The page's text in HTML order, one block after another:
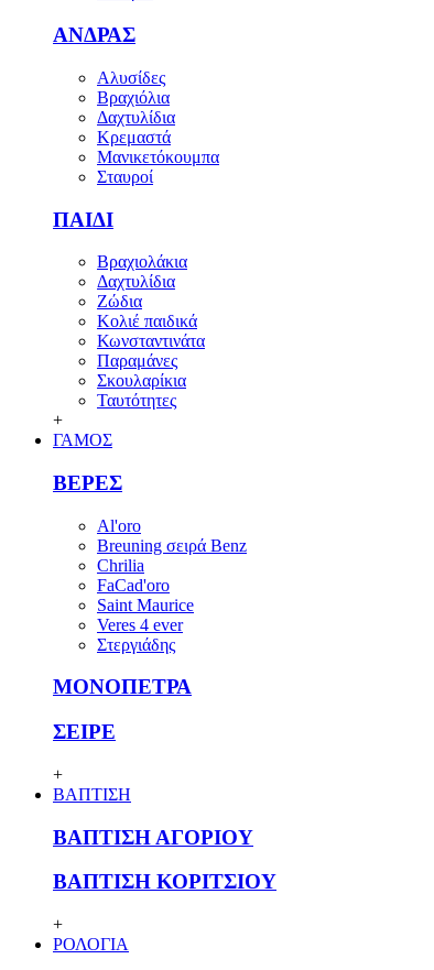
ΑΝΔΡΑΣ
Αλυσίδες
Βραχιόλια
Δαχτυλίδια
Κρεμαστά
Μανικετόκουμπα
Σταυροί
ΠΑΙΔΙ
Βραχιολάκια
Δαχτυλίδια
Ζώδια
Κολιέ παιδικά
Κωνσταντινάτα
Παραμάνες
Σκουλαρίκια
Ταυτότητες
+
ΓΑΜΟΣ
ΒΕΡΕΣ
Al'oro
Breuning σειρά Benz
Chrilia
FaCad'oro
Saint Maurice
Veres 4 ever
Στεργιάδης
ΜΟΝΟΠΕΤΡΑ
ΣΕΙΡΕ
+
ΒΑΠΤΙΣΗ
ΒΑΠΤΙΣΗ ΑΓΟΡΙΟΥ
ΒΑΠΤΙΣΗ ΚΟΡΙΤΣΙΟΥ
+
ΡΟΛΟΓΙΑ